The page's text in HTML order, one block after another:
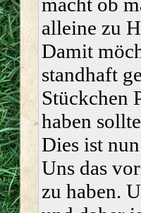
alleine zu
Damit
standhaft
Stückchen
haben
Dies ist
Uns das
zu haben.